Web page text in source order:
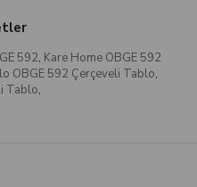
592, Kare Home OBGE 592
OBGE 592 Çerçeveli Tablo,
Tablo,